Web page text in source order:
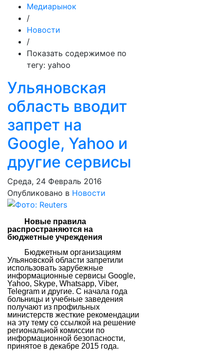
Медиарынок
/
Новости
/
Показать содержимое по
тегу: yahoo
Ульяновская
область вводит
запрет на
Google, Yahoo и
другие сервисы
Среда, 24 Февраль 2016
Опубликовано в Новости
Новые правила
распространяются на
бюджетные учреждения
Бюджетным организациям
Ульяновской области запретили
использовать зарубежные
информационные сервисы Google,
Yahoo, Skype, Whatsapp, Viber,
Telegram и другие. С начала года
больницы и учебные заведения
получают из профильных
министерств жесткие рекомендации
на эту тему со ссылкой на решение
региональной комиссии по
информационной безопасности,
принятое в декабре 2015 года.